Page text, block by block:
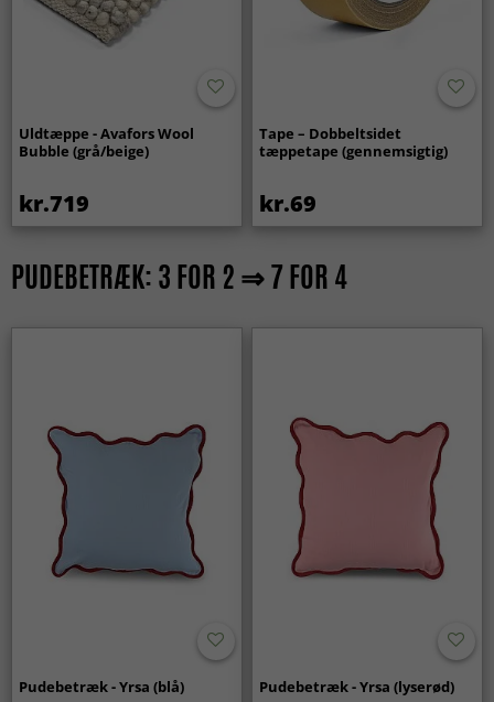
Uldtæppe - Avafors Wool
Bubble (grå/beige)
kr.719
Tape – Dobbeltsidet
tæppetape (gennemsigtig)
kr.69
PUDEBETRÆK: 3 FOR 2 ⇒ 7 FOR 4
Pudebetræk - Yrsa (blå) Pudebetræk - Yrsa (lyserød)